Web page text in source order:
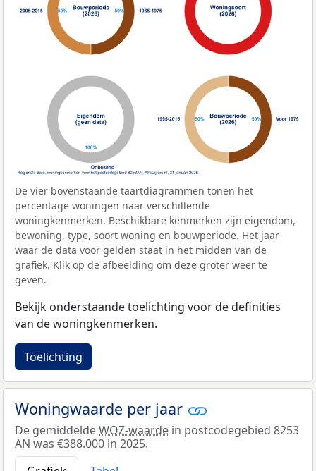
De vier bovenstaande taartdiagrammen tonen het
percentage woningen naar verschillende
woningkenmerken. Beschikbare kenmerken zijn eigendom,
bewoning, type, soort woning en bouwperiode. Het jaar
waar de data voor gelden staat in het midden van de
grafiek. Klik op de afbeelding om deze groter weer te
geven.
Bekijk onderstaande toelichting voor de definities
van de woningkenmerken.
Toelichting
Woningwaarde per jaar
De gemiddeldeWOZ-waarde in postcodegebied 8253
AN was €388.000 in 2025.